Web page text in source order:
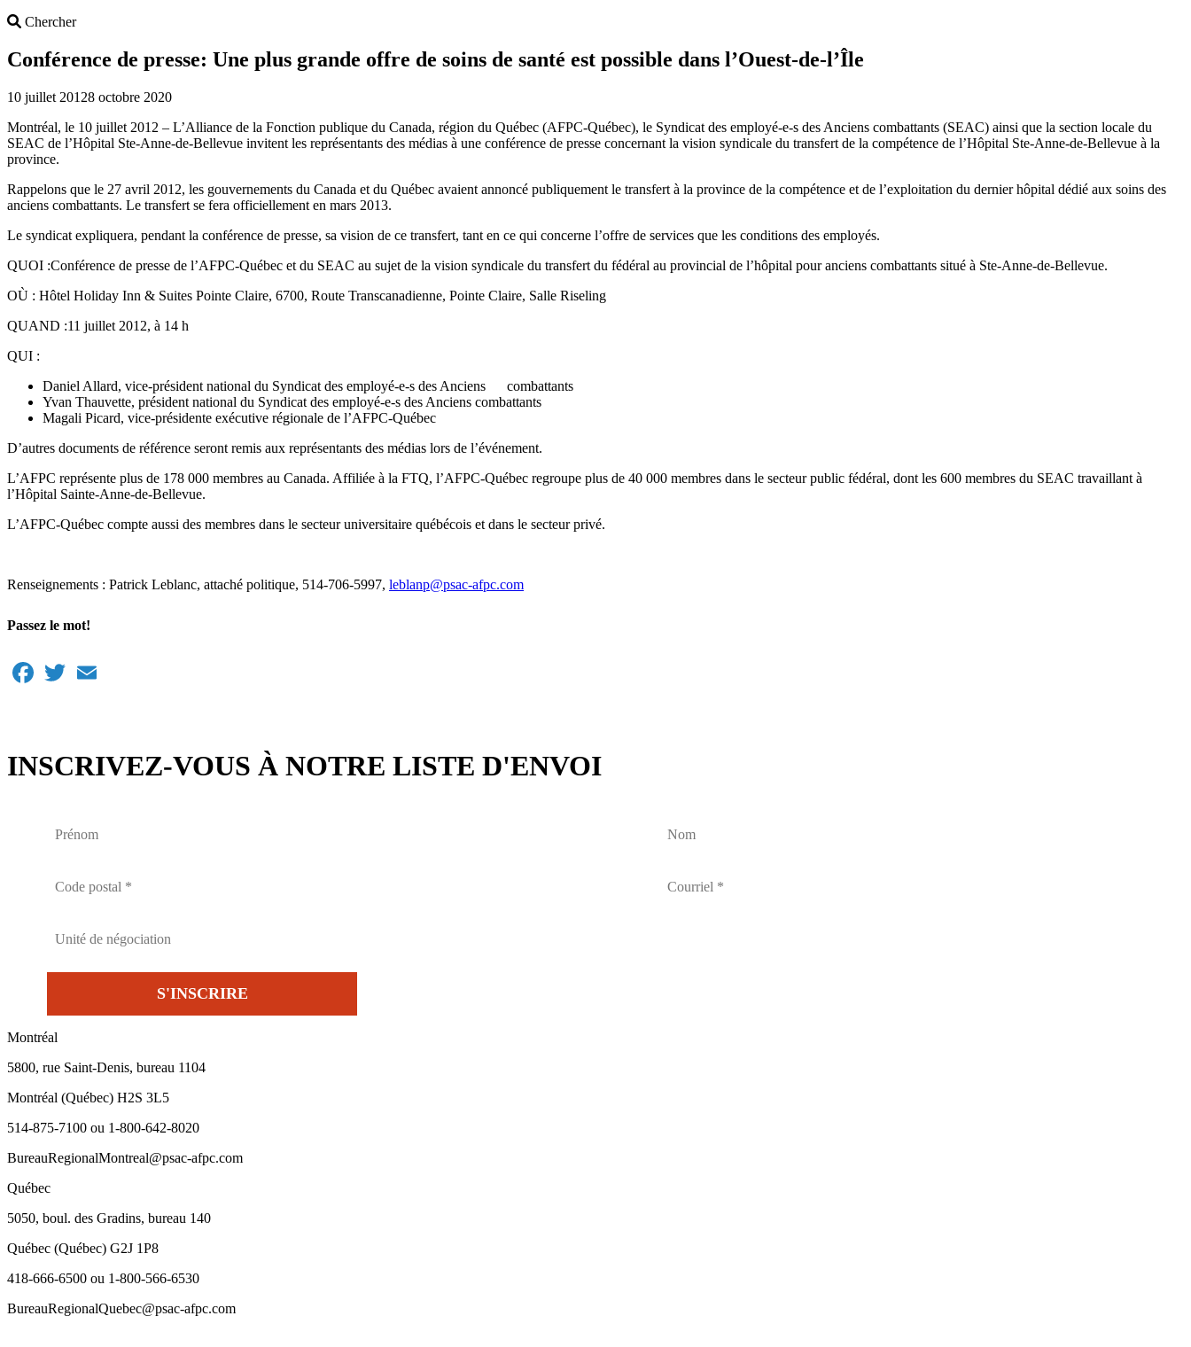
ChercherSearch
Conférence de presse: Une plus grande offre de soins de santé est possible dans l’Ouest-de-l’Île
10 juillet 20128 octobre 2020
Montréal, le 10 juillet 2012 – L’Alliance de la Fonction publique du Canada, région du Québec (AFPC-Québec), le Syndicat des employé-e-s des Anciens combattants (SEAC) ainsi que la section locale du
SEAC de l’Hôpital Ste-Anne-de-Bellevue invitent les représentants des médias à une conférence de presse concernant la vision syndicale du transfert de la compétence de l’Hôpital Ste-Anne-de-Bellevue à la
province.
Rappelons que le 27 avril 2012, les gouvernements du Canada et du Québec avaient annoncé publiquement le transfert à la province de la compétence et de l’exploitation du dernier hôpital dédié aux soins des
anciens combattants. Le transfert se fera officiellement en mars 2013.
Le syndicat expliquera, pendant la conférence de presse, sa vision de ce transfert, tant en ce qui concerne l’offre de services que les conditions des employés.
QUOI :Conférence de presse de l’AFPC-Québec et du SEAC au sujet de la vision syndicale du transfert du fédéral au provincial de l’hôpital pour anciens combattants situé à Ste-Anne-de-Bellevue.
OÙ : Hôtel Holiday Inn & Suites Pointe Claire, 6700, Route Transcanadienne, Pointe Claire, Salle Riseling
QUAND :11 juillet 2012, à 14 h
QUI :
Daniel Allard, vice-président national du Syndicat des employé-e-s des Anciens combattants
Yvan Thauvette, président national du Syndicat des employé-e-s des Anciens combattants
Magali Picard, vice-présidente exécutive régionale de l’AFPC-Québec
D’autres documents de référence seront remis aux représentants des médias lors de l’événement.
L’AFPC représente plus de 178 000 membres au Canada. Affiliée à la FTQ, l’AFPC-Québec regroupe plus de 40 000 membres dans le secteur public fédéral, dont les 600 membres du SEAC travaillant à
l’Hôpital Sainte-Anne-de-Bellevue.
L’AFPC-Québec compte aussi des membres dans le secteur universitaire québécois et dans le secteur privé.
Renseignements : Patrick Leblanc, attaché politique, 514-706-5997, leblanp@psac-afpc.com
Passez le mot!
Facebook
Twitter
INSCRIVEZ-VOUS À NOTRE LISTE D'ENVOI
Montréal
5800, rue Saint-Denis, bureau 1104
Montréal (Québec) H2S 3L5
514-875-7100 ou 1-800-642-8020
BureauRegionalMontreal@psac-afpc.com
Québec
5050, boul. des Gradins, bureau 140
Québec (Québec) G2J 1P8
418-666-6500 ou 1-800-566-6530
BureauRegionalQuebec@psac-afpc.com